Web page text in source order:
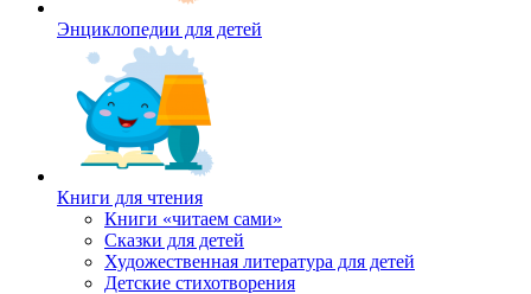
Энциклопедии для детей
Книги для чтения
Книги «читаем сами»
Сказки для детей
Художественная литература для детей
Детские стихотворения